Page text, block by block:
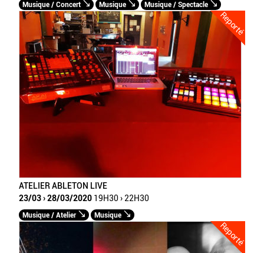
Musique / Concert Musique Musique / Spectacle
Reporté
ATELIER ABLETON LIVE
23/03 › 28/03/2020 19H30 › 22H30
Musique / Atelier Musique
Reporté